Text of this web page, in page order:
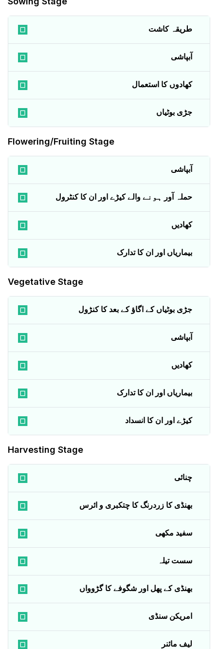
طریقہ کاشت
آبپاشی
کھادوں کا استعمال
جڑی بوٹیاں
Flowering/Fruiting Stage
آبپاشی
حملہ آور ہونے والے کیڑے اور ان کا کنٹرول
کھادیں
بیماریاں اور ان کا تدارک
Vegetative Stage
جڑی بوٹیاں کے اگاؤ کے بعد کا کنڑول
آبپاشی
کھادیں
بیماریاں اور ان کا تدارک
کیڑے اور ان کا انسداد
Harvesting Stage
چنائی
بھنڈی کا زردرنگ کا چتکبری و ائرس
سفید مکھی
سست تیلہ
بھنڈی کے پھل اور شگوفے کا گڑوواں
امریکن سنڈی
لیف مائنر